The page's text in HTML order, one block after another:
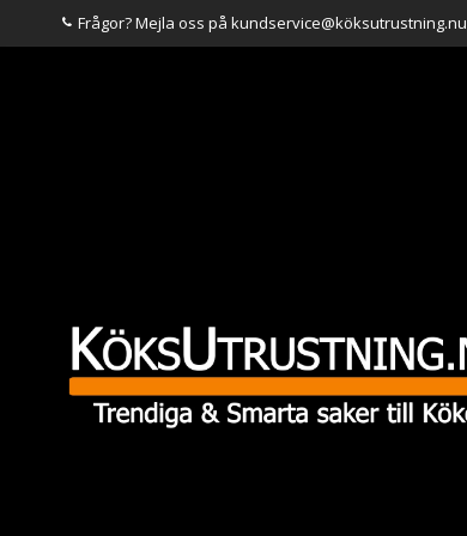
Frågor? Mejla oss på kundservice@köksutrustning.nu